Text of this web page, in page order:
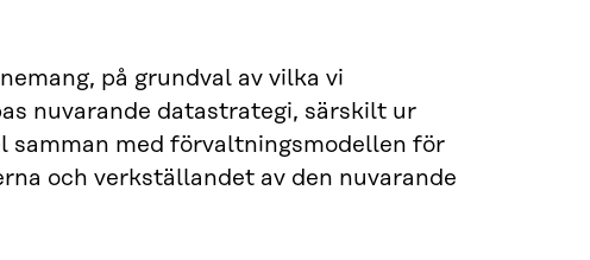
på grundval av vilka vi
nuvarande datastrategi, särskilt ur
samman med förvaltningsmodellen för
och verkställandet av den nuvarande